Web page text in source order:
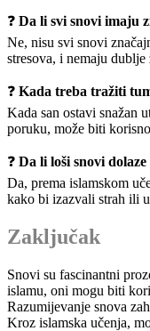
❓ Da li svi snovi imaju
Ne, nisu svi snovi
stresova, i nemaju dublje
❓ Kada treba tražiti
Kada san ostavi snažan
poruku, može biti
❓ Da li loši snovi dolaze
Da, prema islamskom
kako bi izazvali strah ili
Zaključak
Snovi su fascinantni
islamu, oni mogu biti
Razumijevanje snova
Kroz islamska učenja,